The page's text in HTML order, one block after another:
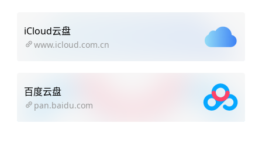
iCloud云盘
www.icloud.com.cn
百度云盘
pan.baidu.com